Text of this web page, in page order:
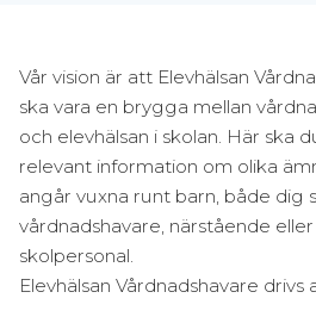
Vår vision är att Elevhälsan
ska vara en brygga mellan
och elevhälsan i skolan. Här ska
relevant information om olika
angår vuxna runt barn, både dig
vårdnadshavare, närstående eller
skolpersonal.
Elevhälsan Vårdnadshavare drivs